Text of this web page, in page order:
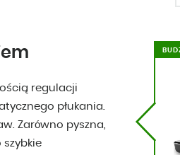
regulacji
płukania.
Zarówno pyszna,